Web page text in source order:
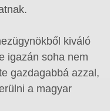
kiváló
igazán soha nem
gazdagabbá azzal,
a magyar